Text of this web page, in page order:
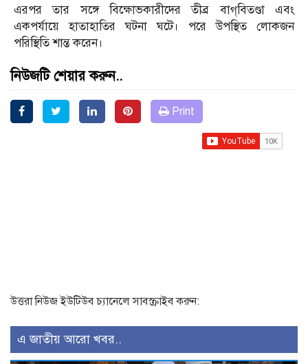
এরপর তার সঙ্গে বিক্ষোভকারীদের তীব্র বাগ্‌বিতণ্ডা এবং
একপর্যায়ে হাতাহাতির ঘটনা ঘটে। পরে উপস্থিত লোকজন
পরিস্থিতি শান্ত করেন।
নিউজটি শেয়ার করুন..
Print
উত্তরা নিউজ ইউটিউব চ্যানেলে সাবস্ক্রাইব করুন:
এ জাতীয় আরো খবর..